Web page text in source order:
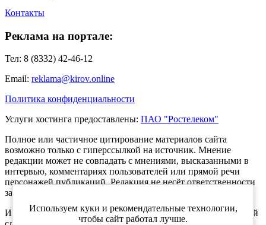
Контакты
Реклама на портале:
Тел: 8 (8332) 42-46-12
Email: reklama@kirov.online
Политика конфиденциальности
Услуги хостинга предоставлены: ПАО "Ростелеком"
Полное или частичное цитирование материалов сайта
возможно только с гиперссылкой на источник. Мнение
редакции может не совпадать с мнениями, высказанными в
интервью, комментариях пользователей или прямой речи
персонажей публикаций. Редакция не несёт ответственности
за текст комментариев читателей.
Интернет-портал Kirov.online зарегистрирован в Федеральной
Используем куки и рекомендательные технологии,
чтобы сайт работал лучше.